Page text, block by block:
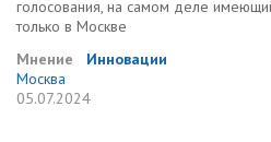
голосования, на самом деле
только в Москве
Мнение
Инновации
Москва
05.07.2024